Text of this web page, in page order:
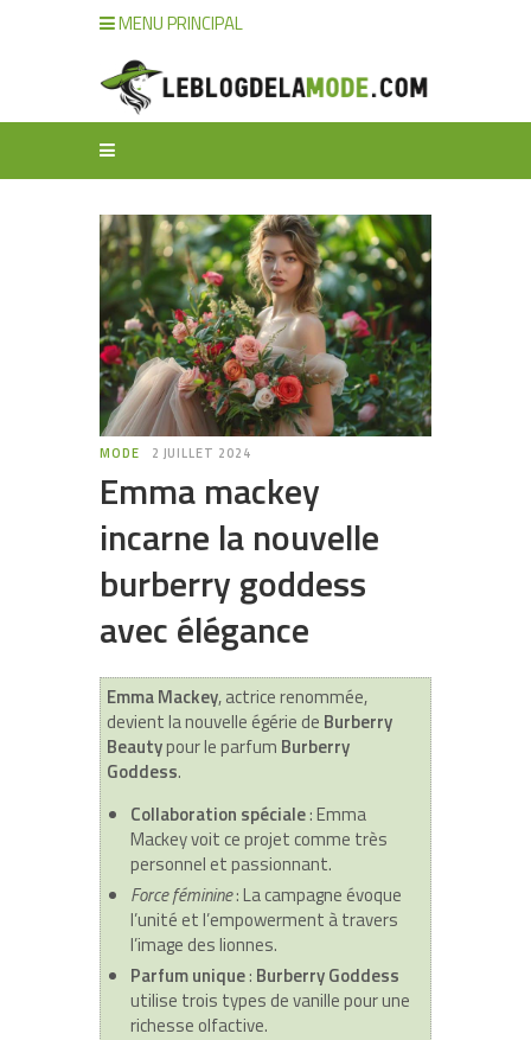
MENU PRINCIPAL
MODE 2 JUILLET 2024
Emma mackey
incarne la nouvelle
burberry goddess
avec élégance
Emma Mackey, actrice renommée,
devient la nouvelle égérie de Burberry
Beautypour le parfum Burberry
Goddess.
Collaboration spéciale: Emma
Mackey voit ce projet comme très
personnel et passionnant.
Force féminine: La campagne évoque
l’unité et l’empowerment à travers
l’image des lionnes.
Parfum unique: Burberry Goddess
utilise trois types de vanille pour une
richesse olfactive.